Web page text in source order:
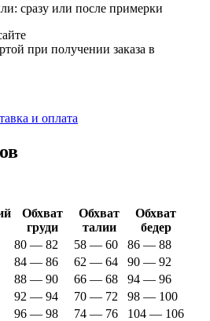
сразу или после примерки
при получении заказа в
и оплата
Обхват
груди
Обхват
талии
Обхват
бедер
80 — 82 58 — 60
86 — 88
84 — 86 62 — 64
90 — 92
88 — 90 66 — 68
94 — 96
92 — 94 70 — 72
98 — 100
96 — 98 74 — 76
104 — 106